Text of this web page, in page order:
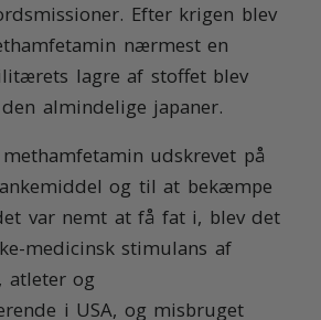
Efter krigen blev
nærmest en
lagre af stoffet blev
almindelige japaner.
methamfetamin udskrevet på
og til at bekæmpe
var nemt at få fat i, blev det
medicinsk stimulans af
atleter og
i USA, og misbruget